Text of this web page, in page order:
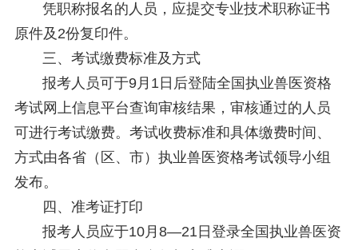
凭职称报名的人员，应提交专业技术职称证书
原件及2份复印件。
三、考试缴费标准及方式
报考人员可于9月1日后登陆全国执业兽医资格
考试网上信息平台查询审核结果，审核通过的人员
可进行考试缴费。考试收费标准和具体缴费时间、
方式由各省（区、市）执业兽医资格考试领导小组
发布。
四、准考证打印
报考人员应于10月8—21日登录全国执业兽医资